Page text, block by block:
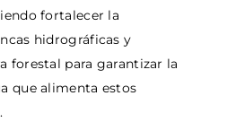
fortalecer la
hidrográficas y
forestal para garantizar la
que alimenta estos